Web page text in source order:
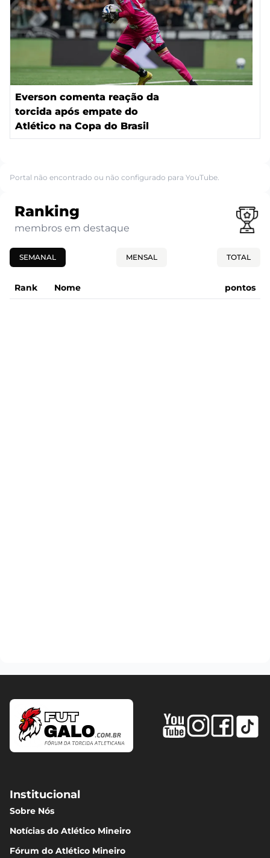
Everson comenta reação da
torcida após empate do
Atlético na Copa do Brasil
Portal não encontrado ou não configurado para YouTube.
Ranking
membros em destaque
SEMANAL MENSAL TOTAL
Rank Nome pontos
Institucional
Sobre Nós
Notícias do Atlético Mineiro
Fórum do Atlético Mineiro